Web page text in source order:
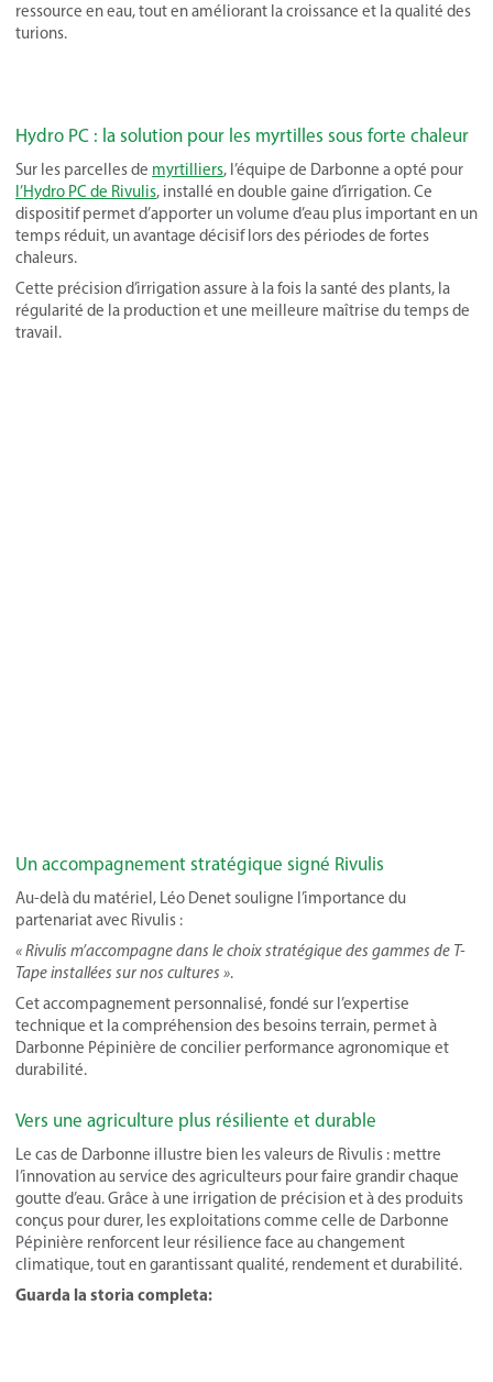
ressource en eau, tout en améliorant la croissance et la qualité des
turions.
Hydro PC : la solution pour les myrtilles sous forte chaleur
Sur les parcelles de myrtilliers, l’équipe de Darbonne a opté pour
l’Hydro PC de Rivulis, installé en double gaine d’irrigation. Ce
dispositif permet d’apporter un volume d’eau plus important en un
temps réduit, un avantage décisif lors des périodes de fortes
chaleurs.
Cette précision d’irrigation assure à la fois la santé des plants, la
régularité de la production et une meilleure maîtrise du temps de
travail.
Un accompagnement stratégique signé Rivulis
Au-delà du matériel, Léo Denet souligne l’importance du
partenariat avec Rivulis :
« Rivulis m’accompagne dans le choix stratégique des gammes de T-
Tape installées sur nos cultures ».
Cet accompagnement personnalisé, fondé sur l’expertise
technique et la compréhension des besoins terrain, permet à
Darbonne Pépinière de concilier performance agronomique et
durabilité.
Vers une agriculture plus résiliente et durable
Le cas de Darbonne illustre bien les valeurs de Rivulis : mettre
l’innovation au service des agriculteurs pour faire grandir chaque
goutte d’eau. Grâce à une irrigation de précision et à des produits
conçus pour durer, les exploitations comme celle de Darbonne
Pépinière renforcent leur résilience face au changement
climatique, tout en garantissant qualité, rendement et durabilité.
Guarda la storia completa: